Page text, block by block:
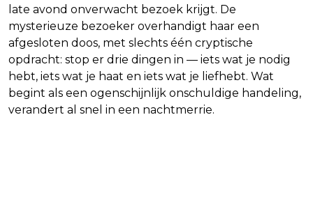
late avond onverwacht bezoek krijgt. De
mysterieuze bezoeker overhandigt haar een
afgesloten doos, met slechts één cryptische
opdracht: stop er drie dingen in — iets wat je nodig
hebt, iets wat je haat en iets wat je liefhebt. Wat
begint als een ogenschijnlijk onschuldige handeling,
verandert al snel in een nachtmerrie.